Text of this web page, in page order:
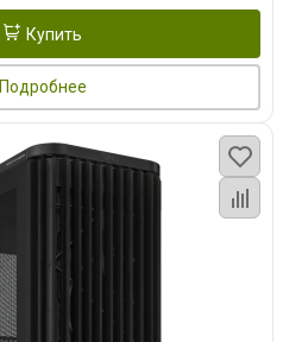
Купить
Подробнее